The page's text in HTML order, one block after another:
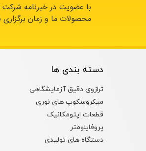
با عضویت در خبرنامه شرکت
محصولات ما و زمان
دسته بندی ها
ترازوی دقیق آزمایشگاهی
میکروسکوپ های نوری
قطعات اپتومکانیک
پروفایلومتر
دستگاه های تولیدی